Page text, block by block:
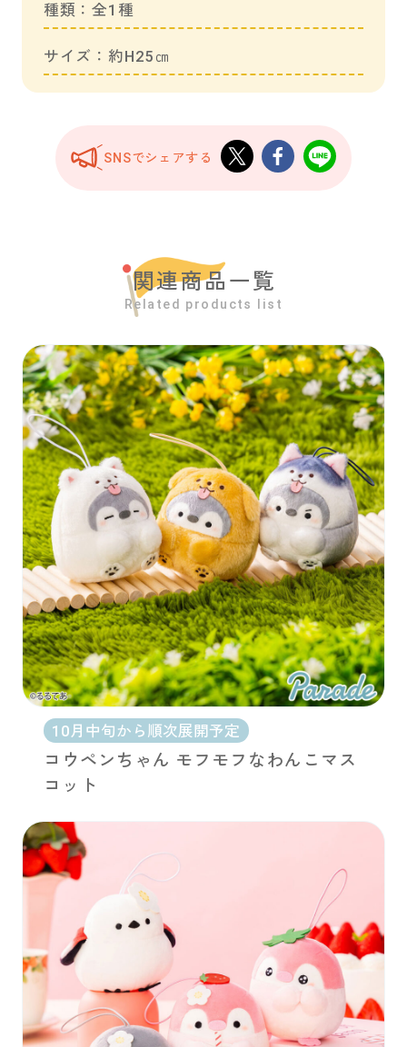
種類：全1種
サイズ：約H25㎝
SNSでシェアする
関連商品一覧
Related products list
10月中旬から順次展開予定
コウペンちゃん モフモフなわんこマス
コット